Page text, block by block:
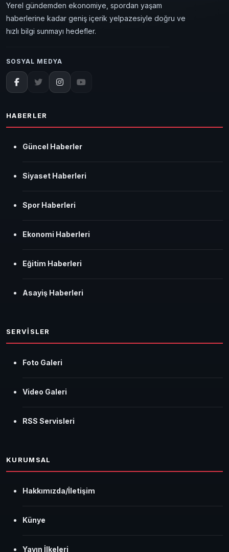
Yerel gündemden ekonomiye, spordan yaşam
haberlerine kadar geniş içerik yelpazesiyle doğru ve
hızlı bilgi sunmayı hedefler.
SOSYAL MEDYA
HABERLER
Güncel Haberler
Siyaset Haberleri
Spor Haberleri
Ekonomi Haberleri
Eğitim Haberleri
Asayiş Haberleri
SERVİSLER
Foto Galeri
Video Galeri
RSS Servisleri
KURUMSAL
Hakkımızda/İletişim
Künye
Yayın İlkeleri